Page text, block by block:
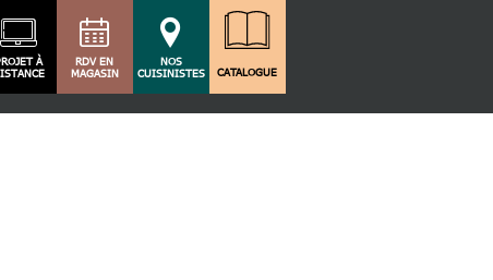
À
RDV EN
MAGASIN
NOS
CUISINISTES
CATALOGUE